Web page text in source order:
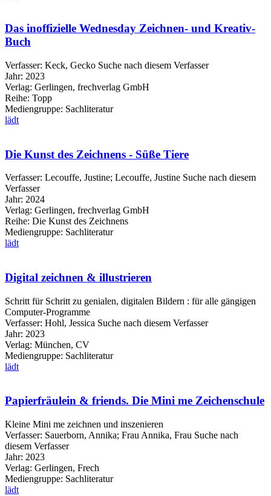
Das inoffizielle Wednesday Zeichnen- und Kreativ-
Buch
Verfasser: Keck, Gecko Suche nach diesem Verfasser
Jahr: 2023
Verlag: Gerlingen, frechverlag GmbH
Reihe: Topp
Mediengruppe: Sachliteratur
lädt
Die Kunst des Zeichnens - Süße Tiere
Verfasser: Lecouffe, Justine; Lecouffe, Justine Suche nach diesem
Verfasser
Jahr: 2024
Verlag: Gerlingen, frechverlag GmbH
Reihe: Die Kunst des Zeichnens
Mediengruppe: Sachliteratur
lädt
Digital zeichnen & illustrieren
Schritt für Schritt zu genialen, digitalen Bildern : für alle gängigen
Computer-Programme
Verfasser: Hohl, Jessica Suche nach diesem Verfasser
Jahr: 2023
Verlag: München, CV
Mediengruppe: Sachliteratur
lädt
Papierfräulein & friends. Die Mini me Zeichenschule
Kleine Mini me zeichnen und inszenieren
Verfasser: Sauerborn, Annika; Frau Annika, Frau Suche nach
diesem Verfasser
Jahr: 2023
Verlag: Gerlingen, Frech
Mediengruppe: Sachliteratur
lädt